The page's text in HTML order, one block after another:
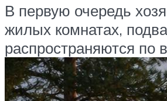
В первую очередь
жилых комнатах,
распространяются по